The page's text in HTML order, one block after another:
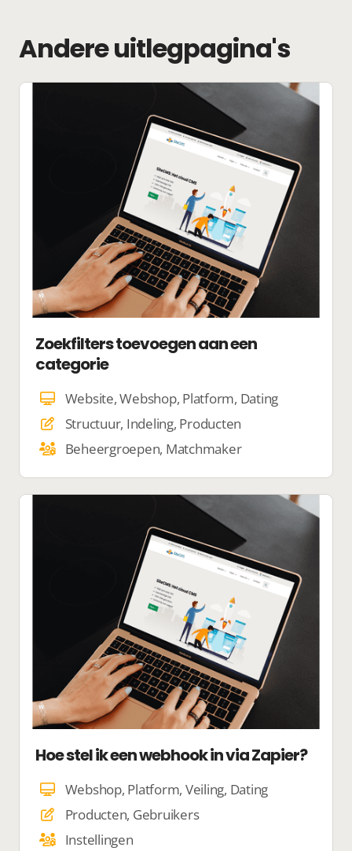
Andere uitlegpagina's
Zoekfilters toevoegen aan een
categorie
Website, Webshop, Platform, Dating
Structuur, Indeling, Producten
Beheergroepen, Matchmaker
Hoe stel ik een webhook in via Zapier?
Webshop, Platform, Veiling, Dating
Producten, Gebruikers
Instellingen